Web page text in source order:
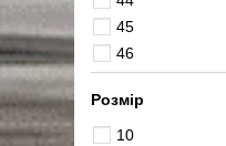
45
46
Розмір
10